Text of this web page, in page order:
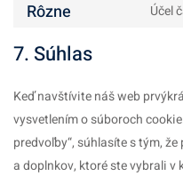
Rôzne Účel
7. Súhlas
Keď navštívite náš web
vysvetlením o súboroch
predvoľby“, súhlasíte s tým,
a doplnkov, ktoré ste vybrali v